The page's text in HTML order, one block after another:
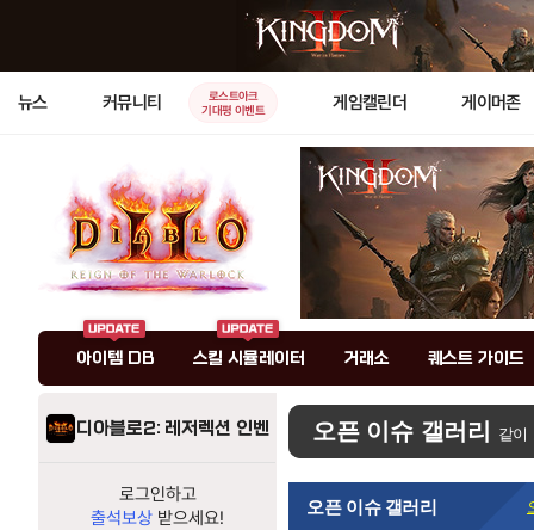
뉴스 커뮤니티
로스트아크
기대평 이벤트
게임캘린더 게이머존
아이템 DB 스킬 시뮬레이터 거래소 퀘스트 가이드
디아블로2: 레저렉션 인벤
로그인하고
출석보상 받으세요!
오픈 이슈 갤러리 같이
오픈 이슈 갤러리